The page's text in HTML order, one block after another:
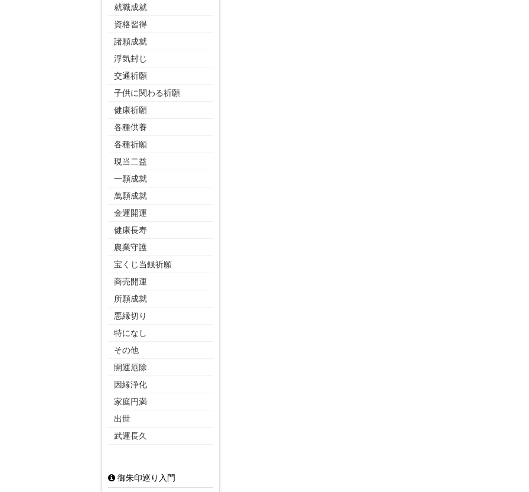
就職成就
資格習得
諸願成就
浮気封じ
交通祈願
子供に関わる祈願
健康祈願
各種供養
各種祈願
現当二益
一願成就
萬願成就
金運開運
健康長寿
農業守護
宝くじ当銭祈願
商売開運
所願成就
悪縁切り
特になし
その他
開運厄除
因縁浄化
家庭円満
出世
武運長久
御朱印巡り入門